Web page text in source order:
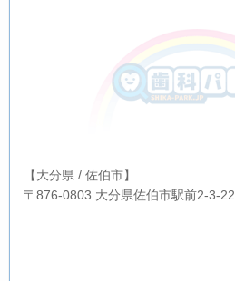
【大分県 / 佐伯市】
〒876-0803 大分県佐伯市駅前2-3-22